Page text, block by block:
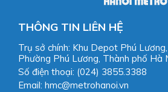
THÔNG TIN LIÊN HỆ
Trụ sở chính: Khu Depot Phú
Phường Phú Lương, Thành phố Hà
Số điện thoại: (024) 3855.3388
Email: hmc@metrohanoi.vn